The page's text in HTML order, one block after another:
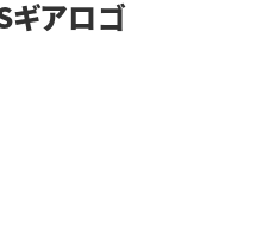
ギアロゴ